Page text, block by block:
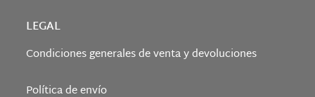
LEGAL
Condiciones generales de venta y devoluciones
Política de envío